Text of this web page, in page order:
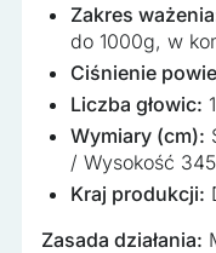
Zakres
do 1000g, w
Ciśnienie
Liczba głowic:
Wymiary (cm):
/ Wysokość 345
Kraj produkcji:
Zasada działania: